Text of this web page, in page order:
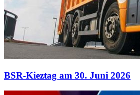
BSR-Kieztag am 30. Juni 2026